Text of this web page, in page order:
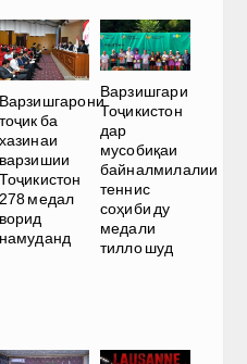
Варзишгарони
тоҷик ба
хазинаи
варзишии
Тоҷикистон
278 медал
ворид
намуданд
Варзишгари
Тоҷикистон
дар
мусобиқаи
байналмилалии
теннис
соҳиби ду
медали
тилло шуд